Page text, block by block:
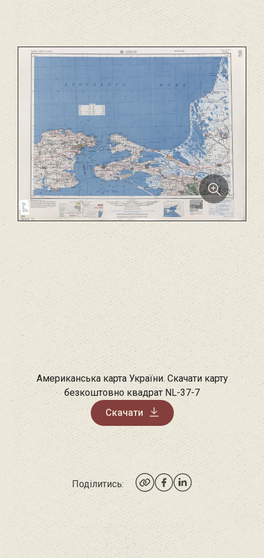
Американська карта України. Скачати карту
безкоштовно квадрат NL-37-7
Скачати
Поділитись: